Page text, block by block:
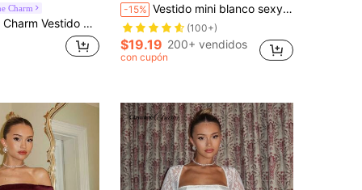
Charm
manga corta, espalda descubierta, blanco, para cumpleaños, boda, verano, romántico y elegante
-15% Vestido mini blanco sexy de encaje semitransparente con hombros descubiertos, elegante para fiestas
(100+)
$19.19 200+ vendidos
con cupón